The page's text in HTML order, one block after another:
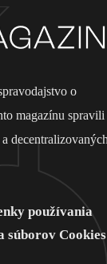
o
magazínu spravili
používania
súborov Cookies